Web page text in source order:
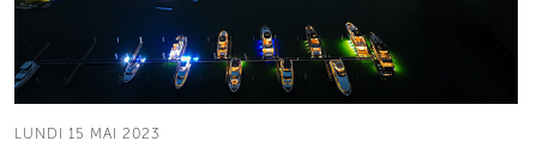
LUNDI 15 MAI 2023